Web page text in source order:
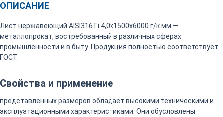
ОПИСАНИЕ
Лист нержавеющий AISI316Ti 4,0х1500х6000 г/к мм —
металлопрокат, востребованный в различных сферах
промышленности и в быту. Продукция полностью соответствует
ГОСТ.
Свойства и применение
представленных размеров обладает высокими техническими и
эксплуатационными характеристиками. Они обусловлены